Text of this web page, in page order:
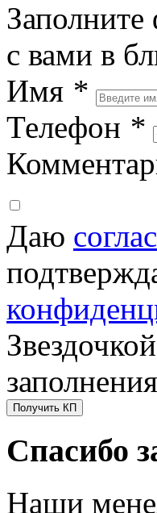
с вами в
Имя *
Телефон *
Даю
Получить КП
Спасибо
Наши